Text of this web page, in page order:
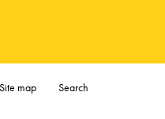
Site map Search